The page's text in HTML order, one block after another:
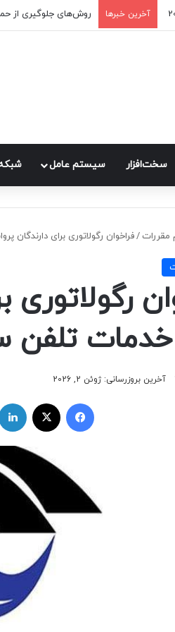
آخرین خبرها
سخت‌افزار سيستم عامل
مقررات /فراخوان رگولاتوری برای دارندگان
رگولاتوری
خدمات تلفن
آخرین بروزرسانی: ژوئن 2, 2026
ایکس